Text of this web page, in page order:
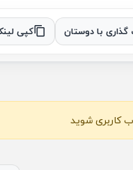
گذاری با دوستان کپی
کاربری شوید